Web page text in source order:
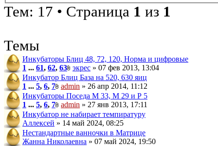
Тем: 17 • Страница 1 из 1
Темы
Инкубаторы Блиц 48, 72, 120, Норма и цифровые
1 ... 61, 62, 63 экрес » 07 фев 2013, 13:04
Инкубатор Блиц База на 520, 630 яиц
1 ... 5, 6, 7 admin » 26 апр 2014, 11:12
Инкубаторы Поседа М 33, М 29 и Р 5
1 ... 5, 6, 7 admin » 27 янв 2013, 17:11
Инкубатор не набирает темпиратуру
Аллексей » 14 май 2024, 08:25
Нестандартные ванночки в Матрице
Жанна Николаевна » 07 май 2024, 19:50